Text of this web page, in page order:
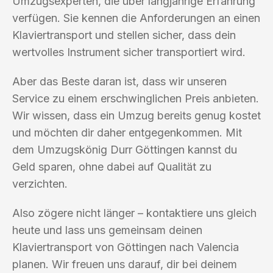
verfügen. Sie kennen die Anforderungen an einen
Klaviertransport und stellen sicher, dass dein
wertvolles Instrument sicher transportiert wird.
Aber das Beste daran ist, dass wir unseren
Service zu einem erschwinglichen Preis anbieten.
Wir wissen, dass ein Umzug bereits genug kostet
und möchten dir daher entgegenkommen. Mit
dem Umzugskönig Durr Göttingen kannst du
Geld sparen, ohne dabei auf Qualität zu
verzichten.
Also zögere nicht länger – kontaktiere uns gleich
heute und lass uns gemeinsam deinen
Klaviertransport von Göttingen nach Valencia
planen. Wir freuen uns darauf, dir bei deinem